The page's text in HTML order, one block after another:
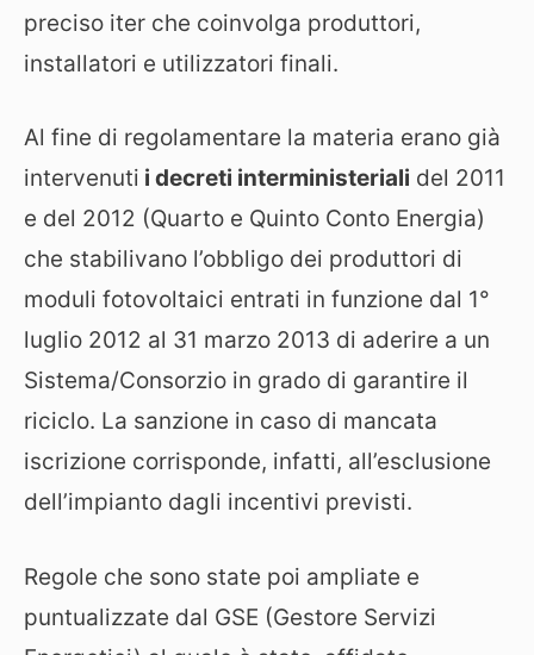
preciso iter che coinvolga produttori,
installatori e utilizzatori finali.
Al fine di regolamentare la materia erano già
intervenuti i decreti interministeriali del 2011
e del 2012 (Quarto e Quinto Conto Energia)
che stabilivano l’obbligo dei produttori di
moduli fotovoltaici entrati in funzione dal 1°
luglio 2012 al 31 marzo 2013 di aderire a un
Sistema/Consorzio in grado di garantire il
riciclo. La sanzione in caso di mancata
iscrizione corrisponde, infatti, all’esclusione
dell’impianto dagli incentivi previsti.
Regole che sono state poi ampliate e
puntualizzate dal GSE (Gestore Servizi